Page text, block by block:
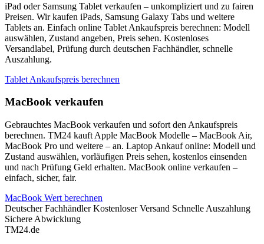
iPad oder Samsung Tablet verkaufen – unkompliziert und zu fairen
Preisen. Wir kaufen iPads, Samsung Galaxy Tabs und weitere
Tablets an. Einfach online Tablet Ankaufspreis berechnen: Modell
auswählen, Zustand angeben, Preis sehen. Kostenloses
Versandlabel, Prüfung durch deutschen Fachhändler, schnelle
Auszahlung.
Tablet Ankaufspreis berechnen
MacBook verkaufen
Gebrauchtes MacBook verkaufen und sofort den Ankaufspreis
berechnen. TM24 kauft Apple MacBook Modelle – MacBook Air,
MacBook Pro und weitere – an. Laptop Ankauf online: Modell und
Zustand auswählen, vorläufigen Preis sehen, kostenlos einsenden
und nach Prüfung Geld erhalten. MacBook online verkaufen –
einfach, sicher, fair.
MacBook Wert berechnen
Deutscher Fachhändler Kostenloser Versand Schnelle Auszahlung
Sichere Abwicklung
TM24.de